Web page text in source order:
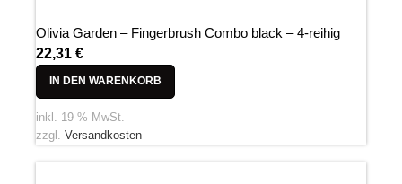
Olivia Garden – Fingerbrush Combo black – 4-reihig
22,31 €
IN DEN WARENKORB
inkl. 19 % MwSt.
zzgl. Versandkosten